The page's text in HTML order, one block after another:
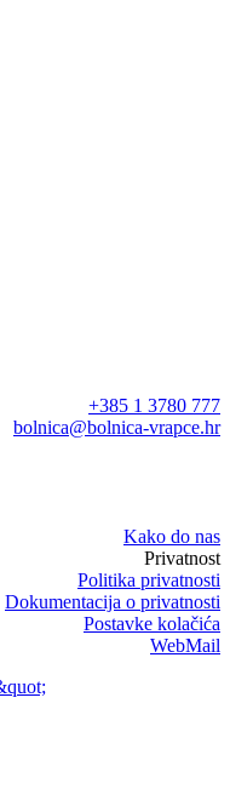
+385 1 3780 777
bolnica@bolnica-vrapce.hr
Kako do nas
Privatnost
Politika privatnosti
Dokumentacija o privatnosti
Postavke kolačića
WebMail